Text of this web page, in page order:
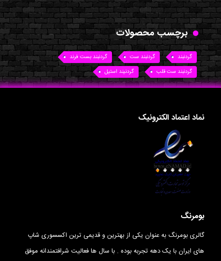
برچسب محصولات
گردنبند گردنبند ست
گردنبند بست فرند
گردنبند ست قلب
گردنیند استیل
نماد اعتماد الکترونیک
بومرنگ
گالری بومرنگ به عنوان یکی از بهترین و قدیمی ترین اکسسوری شاپ
های ایران با یک دهه تجربه بوده . با سال ها فعالیت شرافتمندانه موفق